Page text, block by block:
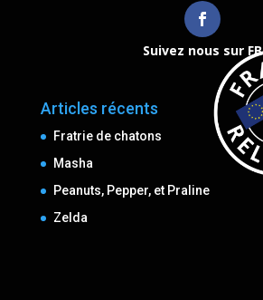
Suivez nous sur FB
Articles récents
Fratrie de chatons
Masha
Peanuts, Pepper, et Praline
Zelda